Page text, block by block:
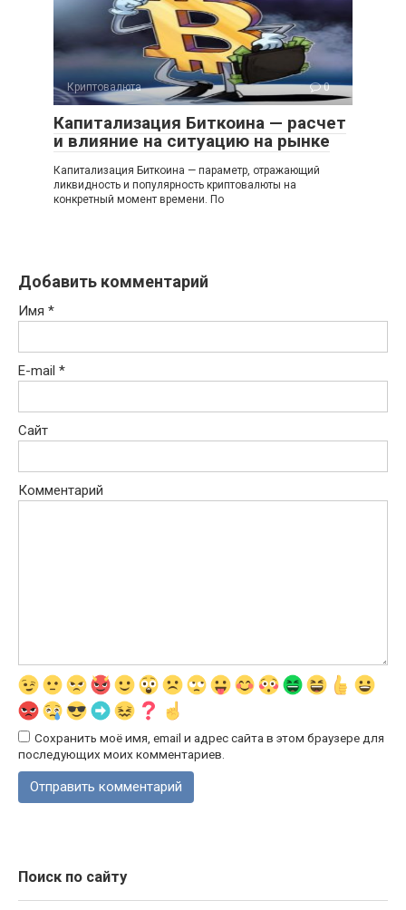
Криптовалюта 0
Капитализация Биткоина — расчет
и влияние на ситуацию на рынке
Капитализация Биткоина — параметр, отражающий
ликвидность и популярность криптовалюты на
конкретный момент времени. По
Добавить комментарий
Имя *
E-mail *
Сайт
Комментарий
Сохранить моё имя, email и адрес сайта в этом браузере для
последующих моих комментариев.
Поиск по сайту